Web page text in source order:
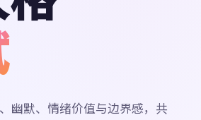
幽默、情绪价值与边界感，共